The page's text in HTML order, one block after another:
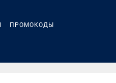
ПРОМОКОДЫ